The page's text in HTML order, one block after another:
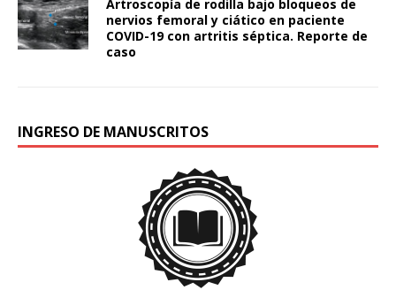
Artroscopía de rodilla bajo bloqueos de
nervios femoral y ciático en paciente
COVID-19 con artritis séptica. Reporte de
caso
INGRESO DE MANUSCRITOS